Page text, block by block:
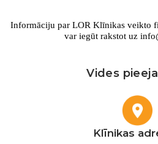
Informāciju par LOR Klīnikas veikto
var iegūt rakstot uz
Vides
Klīnikas